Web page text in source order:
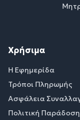
Χρήσιμα
Η Εφημερίδα
Τρόποι Πληρωμής
Ασφάλεια
Πολιτική